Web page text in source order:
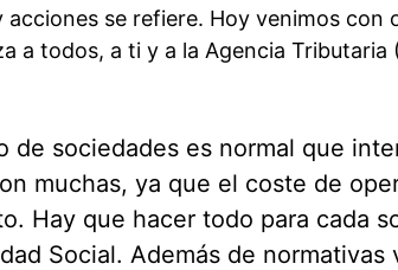
se refiere. Hoy venimos con
a todos, a ti y a la Agencia Tributaria
de sociedades es normal que
muchas, ya que el coste de
Hay que hacer todo para cada
Social. Además de normativas